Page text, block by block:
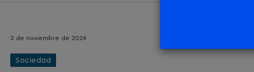
3 de noviembre de 2024
Sociedad